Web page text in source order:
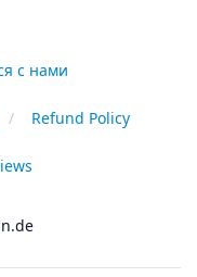
с нами
Refund Policy